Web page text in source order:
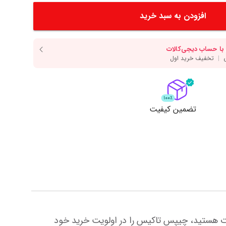
انواع روغن
نمایش همه محصولات
انواع ادویه
نمایش همه محصولات
افزودن به سبد خرید
تضمین کیفیت